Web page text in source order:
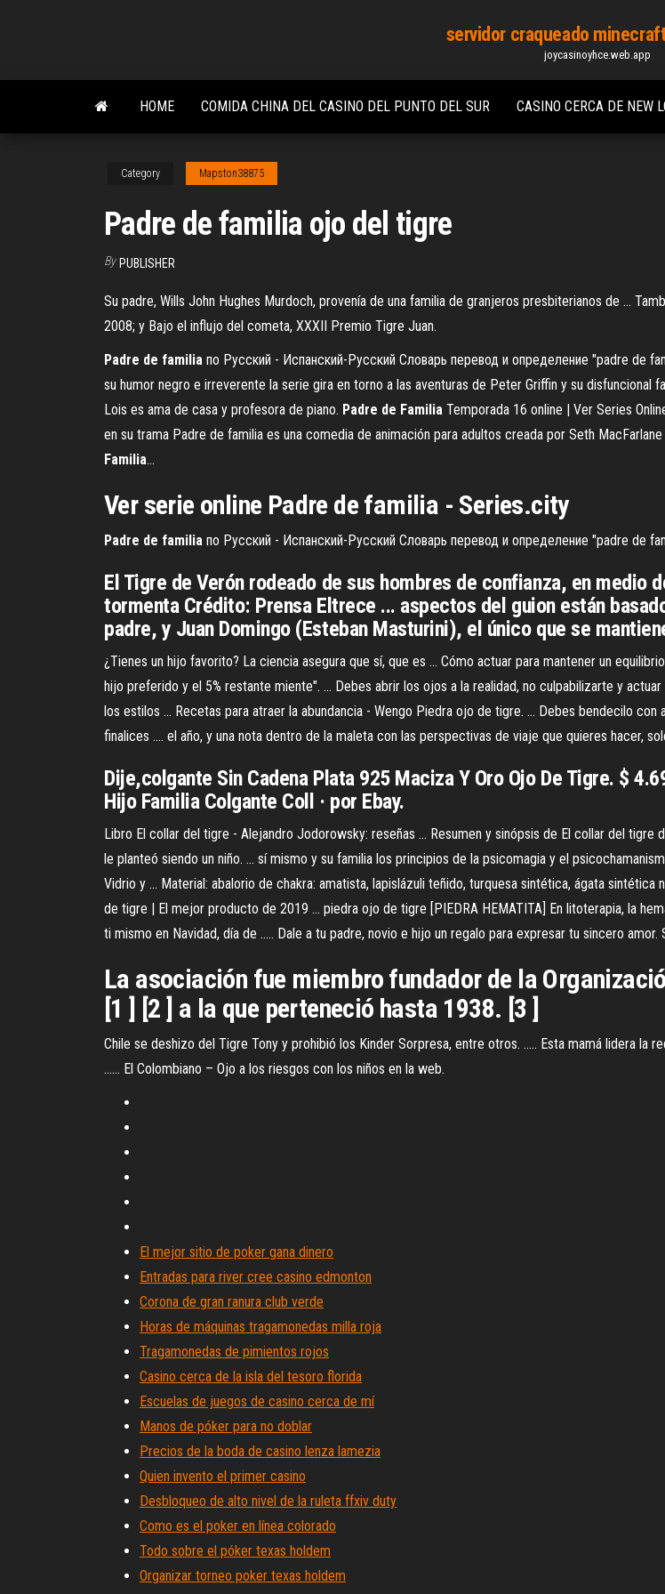
content
servidor craqueado
joycasinoyhce.web.app
HOME COMIDA CHINA DEL CASINO DEL PUNTO DEL SUR CASINO CERCA DE NEW
Category Mapston38875
Padre de familia ojo del tigre
By PUBLISHER
Su padre, Wills John Hughes Murdoch, provenía de una familia de granjeros presbiterianos de ...
2008; y Bajo el influjo del cometa, XXXII Premio Tigre Juan.
Padre de familia по Русский - Испанский-Русский Словарь перевод и определение "padre de
su humor negro e irreverente la serie gira en torno a las aventuras de Peter Griffin y su
Lois es ama de casa y profesora de piano. Padre de Familia Temporada 16 online | Ver Series
en su trama Padre de familia es una comedia de animación para adultos creada por Seth
Familia…
Ver serie online Padre defamilia - Series.city
Padre de familia по Русский - Испанский-Русский Словарь перевод и определение "padre de
El Tigre de Verón rodeado de sus hombres de confianza, en medio
tormenta Crédito: Prensa Eltrece ... aspectos del guion están
padre, y Juan Domingo (Esteban Masturini), el único que se
¿Tienes un hijo favorito? La ciencia asegura que sí, que es ... Cómo actuar para mantener un
hijo preferido y el 5% restante miente". ... Debes abrir los ojos a la realidad, no culpabilizarte y
los estilos ... Recetas para atraer la abundancia - Wengo Piedra ojo de tigre. ... Debes bendecilo
finalices .... el año, y una nota dentro de la maleta con las perspectivas de viaje que quieres hacer,
Dije,colgante Sin Cadena Plata 925 Maciza Y Oro Ojo De Tigre. $
Hijo Familia Colgante Coll · por Ebay.
Libro El collar del tigre - Alejandro Jodorowsky: reseñas ... Resumen y sinópsis de El collar del
le planteó siendo un niño. ... sí mismo y su familia los principios de la psicomagia y el
Vidrio y ... Material: abalorio de chakra: amatista, lapislázuli teñido, turquesa sintética, ágata
de tigre | El mejor producto de 2019 ... piedra ojo de tigre [PIEDRA HEMATITA] En litoterapia, la
ti mismo en Navidad, día de ..... Dale a tu padre, novio e hijo un regalo para expresar tu sincero
La asociación fue miembro fundador de la
[1 ] [2 ] a la que perteneció hasta 1938. [3 ]
Chile se deshizo del Tigre Tony y prohibió los Kinder Sorpresa, entre otros. ..... Esta mamá lidera la
...... El Colombiano – Ojo a los riesgos con los niños en la web.
El mejor sitio de poker gana dinero
Entradas para river cree casino edmonton
Corona de gran ranura club verde
Horas de máquinas tragamonedas milla roja
Tragamonedas de pimientos rojos
Casino cerca de la isla del tesoro florida
Escuelas de juegos de casino cerca de mí
Manos de póker para no doblar
Precios de la boda de casino lenza lamezia
Quien invento el primer casino
Desbloqueo de alto nivel de la ruleta ffxiv duty
Como es el poker en línea colorado
Todo sobre el póker texas holdem
Organizar torneo poker texas holdem